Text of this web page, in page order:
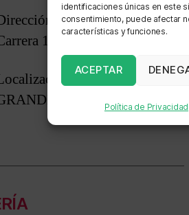
identificaciones únicas en este
consentimiento, puede afectar
características y funciones.
ACEPTAR
Política de Privacidad
AVENIDA
1E Mirador de Llano
CALLE 16H #